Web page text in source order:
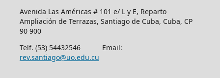
Avenida Las Américas # 101 e/ L y E, Reparto
Ampliación de Terrazas, Santiago de Cuba, Cuba, CP
90 900
Telf. (53) 54432546 Email:
rev.santiago@uo.edu.cu